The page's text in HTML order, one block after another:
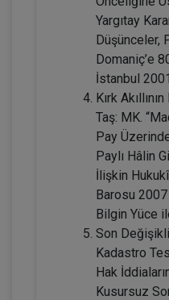
360 TL
Tüketici
Çocuk Hukuku -
Kongresi - V.
Yargıtay
Düşünceler,
Domaniç’e
İstanbul
Kırk
Taş: MK.
Pay
Paylı Hâlin
İlişkin
Barosu 2007
Bilgin Yüce
Son
Kadastro
Hak
Kusursuz